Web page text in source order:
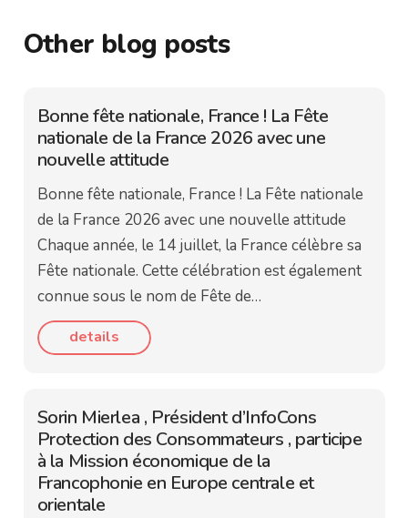
Other blog posts
Bonne fête nationale, France ! La Fête
nationale de la France 2026 avec une
nouvelle attitude
Bonne fête nationale, France ! La Fête nationale
de la France 2026 avec une nouvelle attitude
Chaque année, le 14 juillet, la France célèbre sa
Fête nationale. Cette célébration est également
connue sous le nom de Fête de…
details
Sorin Mierlea , Président d’InfoCons
Protection des Consommateurs , participe
à la Mission économique de la
Francophonie en Europe centrale et
orientale